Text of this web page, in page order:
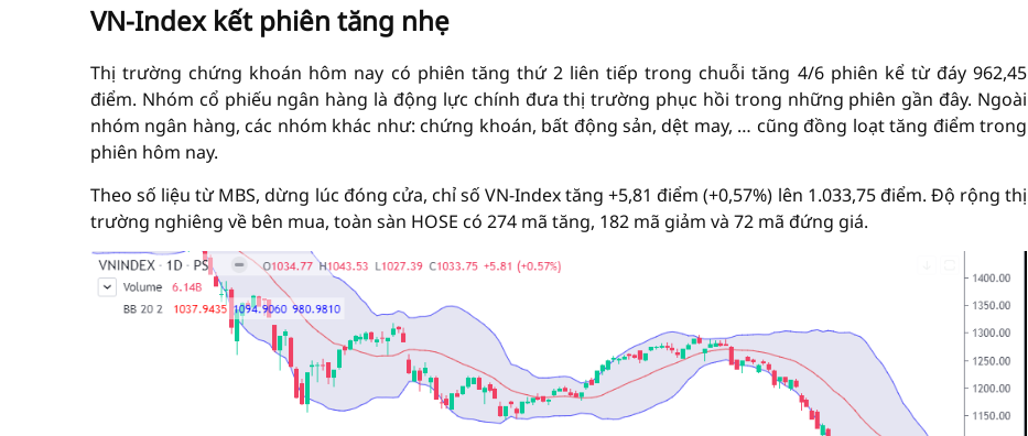
VN-Index kết phiên tăng nhẹ
Thị trường chứng khoán hôm nay có phiên tăng thứ 2 liên tiếp trong chuỗi tăng 4/6 phiên kể từ đáy 962,45
điểm. Nhóm cổ phiếu ngân hàng là động lực chính đưa thị trường phục hồi trong những phiên gần đây. Ngoài
nhóm ngân hàng, các nhóm khác như: chứng khoán, bất động sản, dệt may, … cũng đồng loạt tăng điểm trong
phiên hôm nay.
Theo số liệu từ MBS, dừng lúc đóng cửa, chỉ số VN-Index tăng +5,81 điểm (+0,57%) lên 1.033,75 điểm. Độ rộng thị
trường nghiêng về bên mua, toàn sàn HOSE có 274 mã tăng, 182 mã giảm và 72 mã đứng giá.